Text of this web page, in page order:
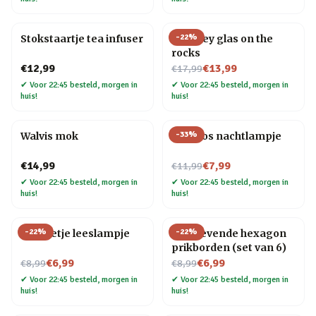
Stokstaartje tea infuser
€12,99
✔ Voor 22:45 besteld, morgen in
huis!
-22%
Whiskey glas on the
rocks
€17,99
Nu voor€13,99
✔ Voor 22:45 besteld, morgen in
huis!
Walvis mok
€14,99
✔ Voor 22:45 besteld, morgen in
huis!
-33%
Mini vos nachtlampje
€11,99
Nu voor€7,99
✔ Voor 22:45 besteld, morgen in
huis!
-22%
Mannetje leeslampje
€8,99
Nu voor€6,99
✔ Voor 22:45 besteld, morgen in
huis!
-22%
Zelfklevende hexagon
prikborden (set van 6)
€8,99
Nu voor€6,99
✔ Voor 22:45 besteld, morgen in
huis!